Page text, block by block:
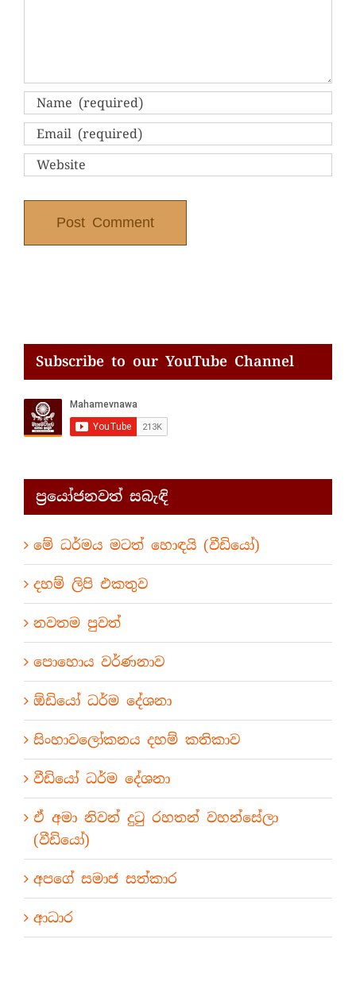
Subscribe to our YouTube Channel
ප්‍රයෝජනවත් සබැඳි
මේ ධර්මය මටත් හොඳයි (වීඩියෝ)
දහම් ලිපි එකතුව
නවතම පුවත්
පොහොය වර්ණනාව
ඕඩියෝ ධර්ම දේශනා
සිංහාවලෝකනය දහම් කතිකාව
වීඩියෝ ධර්ම දේශනා
ඒ අමා නිවන් දුටු රහතන් වහන්සේලා
(වීඩියෝ)
අපගේ සමාජ සත්කාර
ආධාර